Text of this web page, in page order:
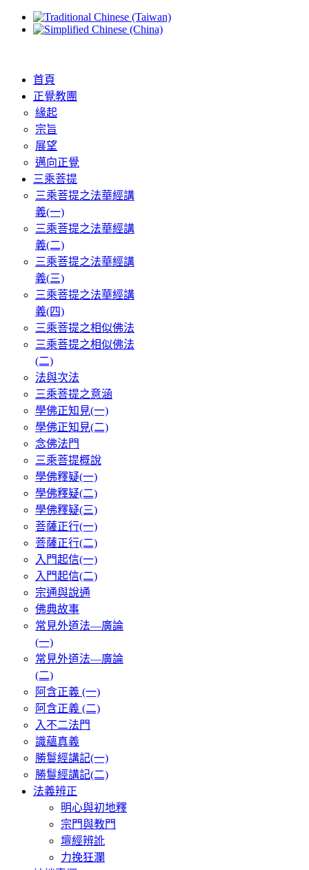
首頁
正覺教團
緣起
宗旨
展望
邁向正覺
三乘菩提
三乘菩提之法華經講
義(一)
三乘菩提之法華經講
義(二)
三乘菩提之法華經講
義(三)
三乘菩提之法華經講
義(四)
三乘菩提之相似佛法
三乘菩提之相似佛法
(二)
法與次法
三乘菩提之意涵
學佛正知見(一)
學佛正知見(二)
念佛法門
三乘菩提概說
學佛釋疑(一)
學佛釋疑(二)
學佛釋疑(三)
菩薩正行(一)
菩薩正行(二)
入門起信(一)
入門起信(二)
宗通與說通
佛典故事
常見外道法—廣論
(一)
常見外道法—廣論
(二)
阿含正義 (一)
阿含正義 (二)
入不二法門
識蘊真義
勝鬘經講記(一)
勝鬘經講記(二)
法義辨正
明心與初地釋
宗門與教門
壇經辨訛
力挽狂瀾